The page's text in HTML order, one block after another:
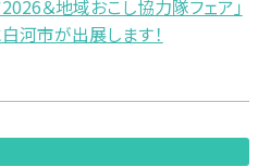
＆地域おこし協力隊フェア」
河市が出展します！